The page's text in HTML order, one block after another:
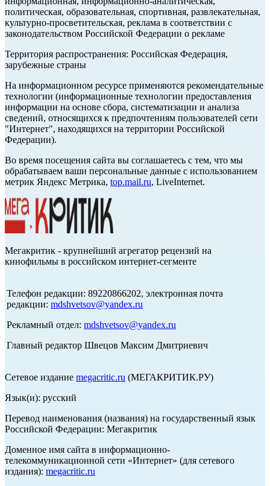
политическая, образовательная, спортивная, развлекательная,
культурно-просветительская, реклама в соответствии с
законодательством Российской Федерации о рекламе
Территория распространения: Российская Федерация,
зарубежные страны
На информационном ресурсе применяются рекомендательные
технологии (информационные технологии предоставления
информации на основе сбора, систематизации и анализа
сведений, относящихся к предпочтениям пользователей сети
"Интернет", находящихся на территории Российской
Федерации).
Во время посещения сайта вы соглашаетесь с тем, что мы
обрабатываем ваши персональные данные с использованием
метрик Яндекс Метрика, top.mail.ru, LiveInternet.
Мегакритик - крупнейший агрегатор рецензий на
кинофильмы в российском интернет-сегменте
Телефон редакции: 89220866202, электронная почта
редакции: mdshvetsov@yandex.ru
Рекламный отдел: mdshvetsov@yandex.ru
Главный редактор Швецов Максим Дмитриевич
Сетевое издание megacritic.ru (МЕГАКРИТИК.РУ)
Язык(и): русский
Перевод наименования (названия) на государственный язык
Российской Федерации: Мегакритик
Доменное имя сайта в информационно-
телекоммуникационной сети «Интернет» (для сетевого
издания): megacritic.ru